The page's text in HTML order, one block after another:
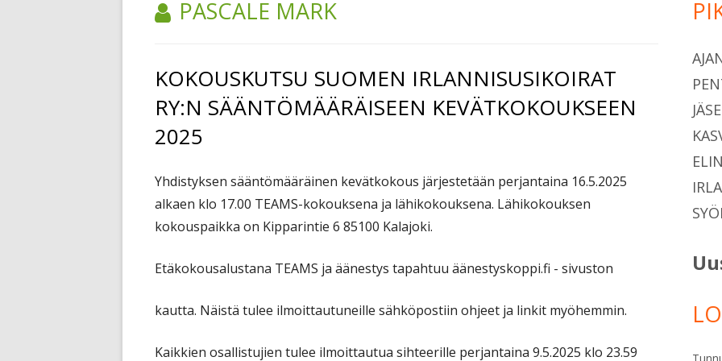
TEKIJÄ:
PASCALE MARK
KOKOUSKUTSU SUOMEN IRLANNISUSIKOIRAT
RY:N SÄÄNTÖMÄÄRÄISEEN KEVÄTKOKOUKSEEN
2025
Yhdistyksen sääntömääräinen kevätkokous järjestetään perjantaina 16.5.2025
alkaen klo 17.00 TEAMS-kokouksena ja lähikokouksena. Lähikokouksen
kokouspaikka on Kipparintie 6 85100 Kalajoki.
Etäkokousalustana TEAMS ja äänestys tapahtuu äänestyskoppi.fi - sivuston
kautta. Näistä tulee ilmoittautuneille sähköpostiin ohjeet ja linkit myöhemmin.
Kaikkien osallistujien tulee ilmoittautua sihteerille perjantaina 9.5.2025 klo 23.59